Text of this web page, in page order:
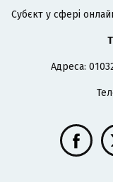
Cубєкт у сфері
Адреса: